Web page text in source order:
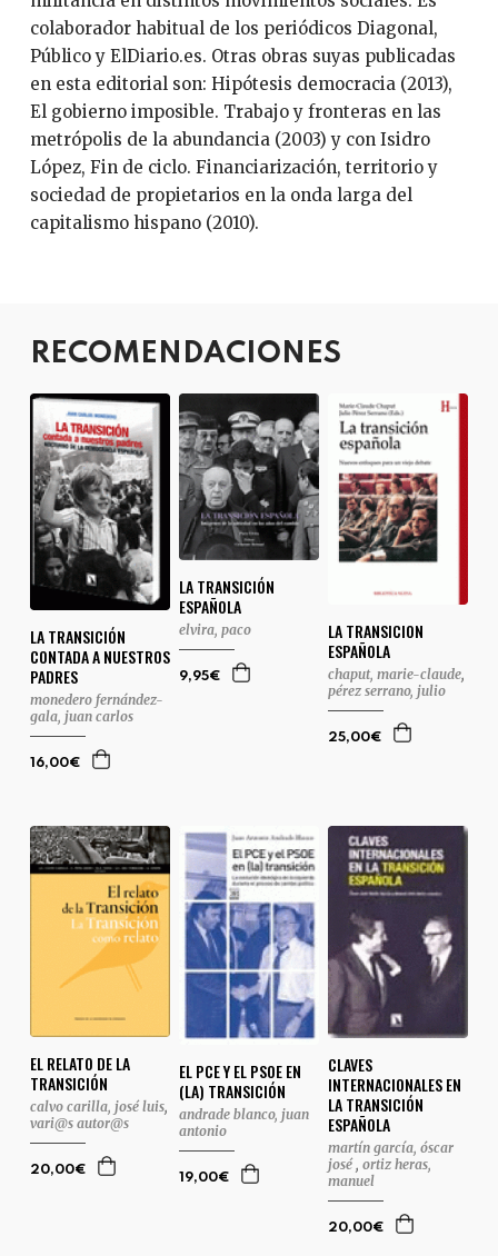
colaborador habitual de los periódicos Diagonal,
Público y ElDiario.es. Otras obras suyas publicadas
en esta editorial son: Hipótesis democracia (2013),
El gobierno imposible. Trabajo y fronteras en las
metrópolis de la abundancia (2003) y con Isidro
López, Fin de ciclo. Financiarización, territorio y
sociedad de propietarios en la onda larga del
capitalismo hispano (2010).
RECOMENDACIONES
LA TRANSICIÓN
CONTADA A NUESTROS
PADRES
monedero fernández-
gala, juan carlos
16,00€
LA TRANSICIÓN
ESPAÑOLA
elvira, paco
9,95€
LA TRANSICION
ESPAÑOLA
chaput, marie-claude,
pérez serrano, julio
25,00€
EL RELATO DE LA
TRANSICIÓN
calvo carilla, josé luis,
vari@s autor@s
20,00€
EL PCE Y EL PSOE EN
(LA) TRANSICIÓN
andrade blanco, juan
antonio
19,00€
CLAVES
INTERNACIONALES EN
LA TRANSICIÓN
ESPAÑOLA
martín garcía, óscar
josé, ortiz heras,
manuel
20,00€